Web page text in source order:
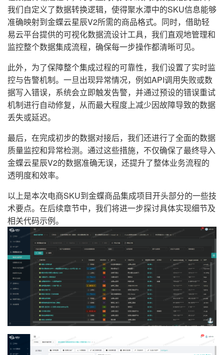
我们自定义了数据转换逻辑，使得聚水潭中的SKU信息能够
准确映射到金蝶云星辰V2所需的商品格式。同时，借助轻
易云平台提供的可视化数据流设计工具，我们直观地管理和
监控整个数据集成流程，确保每一步操作都清晰可见。
此外，为了保障整个集成过程的可靠性，我们设置了实时监
控与告警机制。一旦出现异常情况，例如API调用失败或数
据写入错误，系统会立即触发告警，并通过预设的错误重试
机制进行自动修复，从而最大程度上减少因故障导致的数据
丢失或延迟。
最后，在完成初步的数据对接后，我们还进行了全面的数据
质量监控和异常检测。通过这些措施，不仅确保了最终导入
金蝶云星辰V2的数据准确无误，还提升了整体业务流程的
透明度和效率。
以上是本次电商SKU到金蝶商品集成项目开头部分的一些技
术要点。在后续章节中，我们将进一步探讨具体实现细节及
相关代码示例。